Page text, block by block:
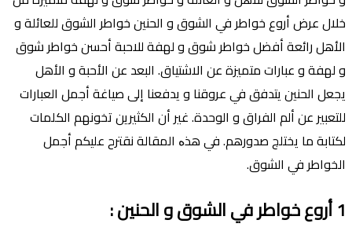
خلال عرض أروع خواطر في الشوق و الحنين خواطر الشوق للعائلة و
اﻷهل رائعة أفضل خواطر شوق و لهفة للاحبة أحسن خواطر شوق
و لهفة و عبارات متميزة عن الاشتياق. البعد عن اﻷحبة و اﻷهل
يجعل الحنين يتدفق في عروقنا و يدفعنا إلى صياغة أجمل العبارات
للتعبير عن ألم الفراق و الوحدة. غير أن الكثيرين تخونهم الكلمات
لكتابة ما يختلج صدورهم. في هذە المقالة نقترح عليكم أجمل
الخواطر في الشوق.
1أروع خواطر في الشوق و الحنين: